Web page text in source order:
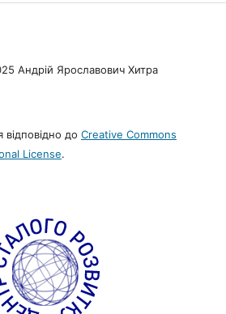
Андрій Ярославович Хитра
відповідно до Creative Commons
License.